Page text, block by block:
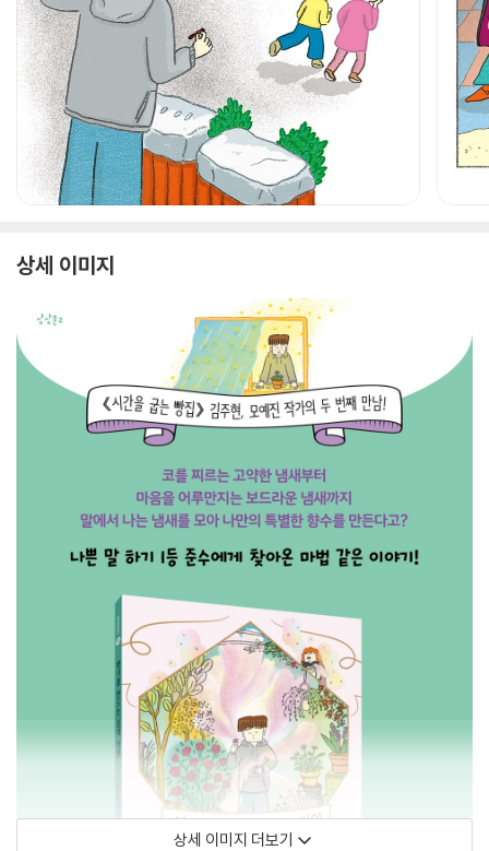
상세 이미지
상세 이미지 더보기